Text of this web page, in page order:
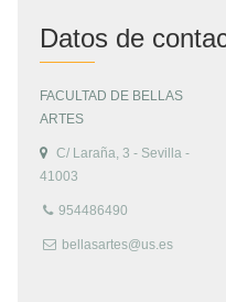
Datos de
FACULTAD DE BELLAS
ARTES
C/ Laraña, 3 - Sevilla -
41003
954486490
bellasartes@us.es